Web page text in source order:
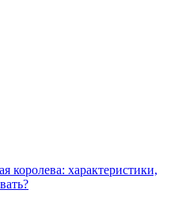
королева: характеристики,